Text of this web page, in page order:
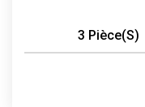
3 Pièce(s)